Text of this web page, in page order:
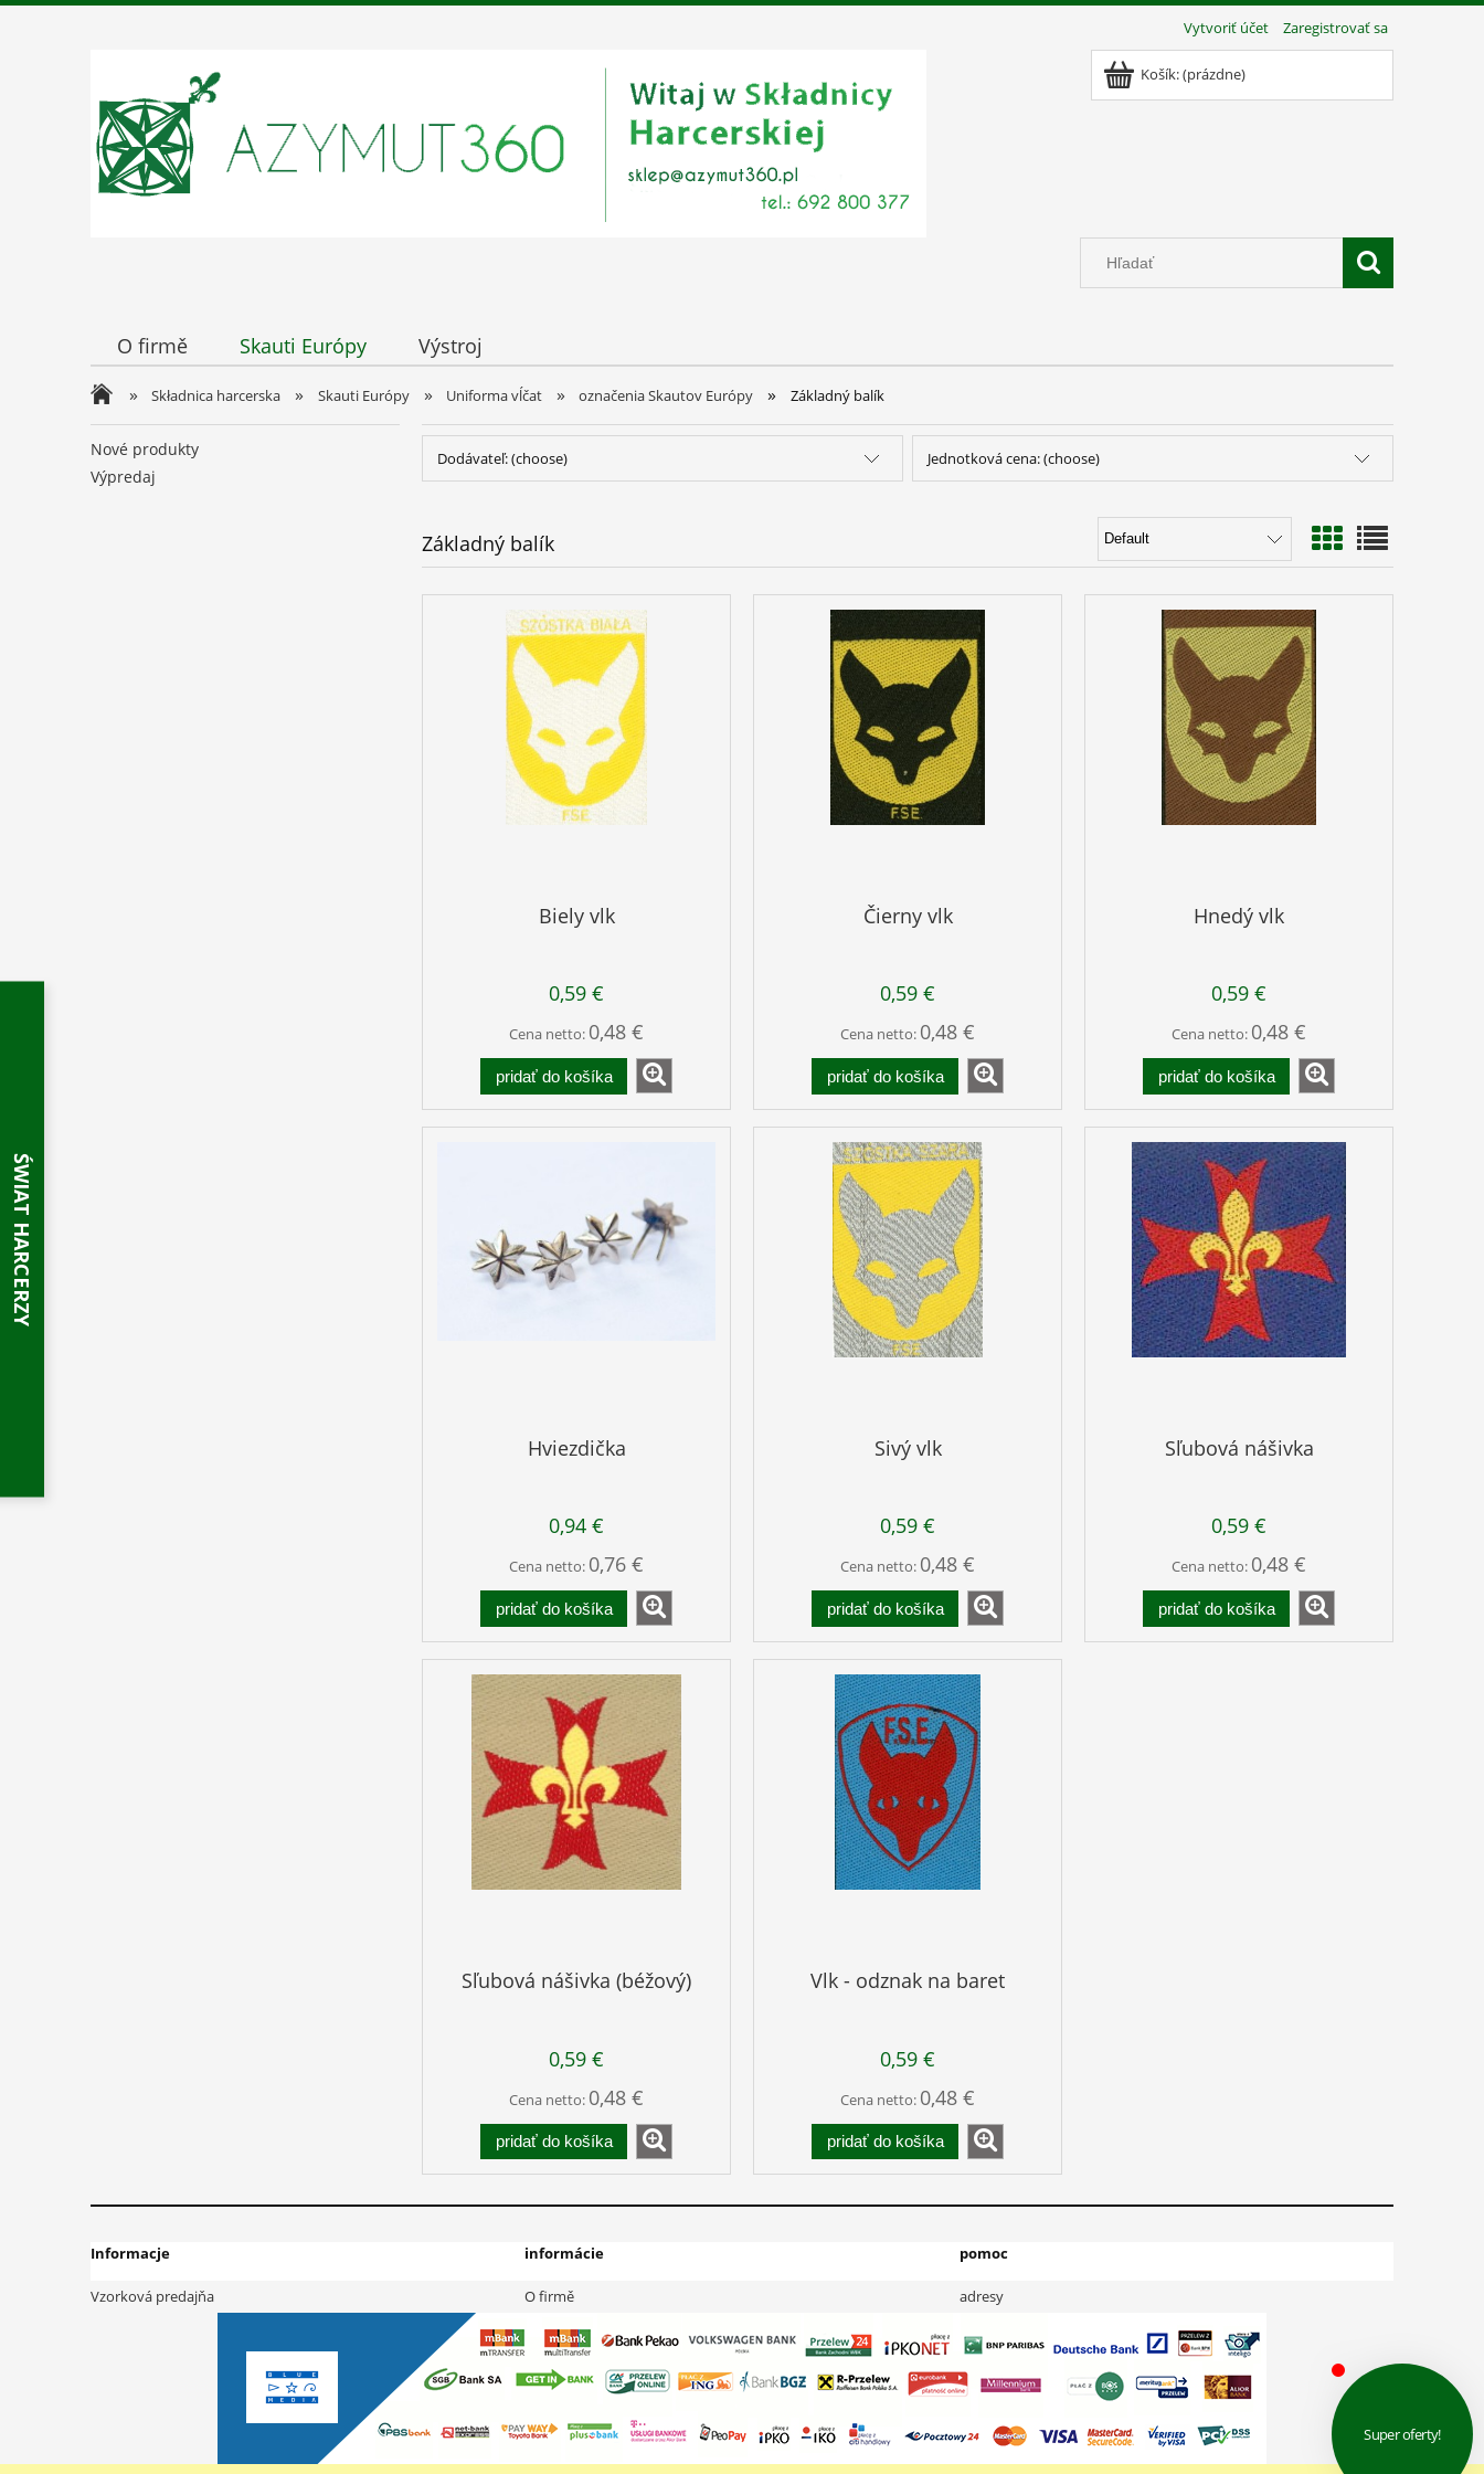
Vytvoriť účet Zaregistrovať sa
Košík:(prázdne)
O firmě Skauti Európy Výstroj
» Składnica harcerska » Skauti Európy » Uniforma vĺčat » označenia Skautov Európy » Základný balík
Nové produkty
Výpredaj
Dodávateľ: (choose) Jednotková cena: (choose)
Základný balík
Biely vlk
0,59 €
Cena netto: 0,48 €
pridať do košíka
Čierny vlk
0,59 €
Cena netto: 0,48 €
pridať do košíka
Hnedý vlk
0,59 €
Cena netto: 0,48 €
pridať do košíka
Hviezdička
0,94 €
Cena netto: 0,76 €
pridať do košíka
Sivý vlk
0,59 €
Cena netto: 0,48 €
pridať do košíka
Sľubová nášivka
0,59 €
Cena netto: 0,48 €
pridať do košíka
Sľubová nášivka (béžový)
0,59 €
Cena netto: 0,48 €
pridať do košíka
Vlk - odznak na baret
0,59 €
Cena netto: 0,48 €
pridať do košíka
Informacje
Vzorková predajňa
informácie
O firmě
pomoc
adresy